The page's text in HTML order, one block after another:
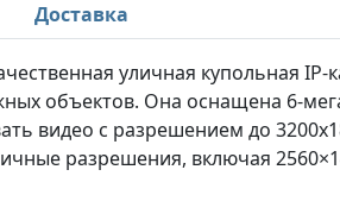
Доставка
уличная купольная
объектов. Она оснащена 6-
видео с разрешением до
разрешения, включая